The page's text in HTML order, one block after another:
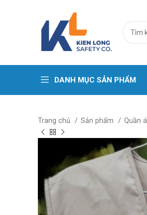
DANH MỤC SẢN PHẨM
Trang chủ Sản phẩm Quần